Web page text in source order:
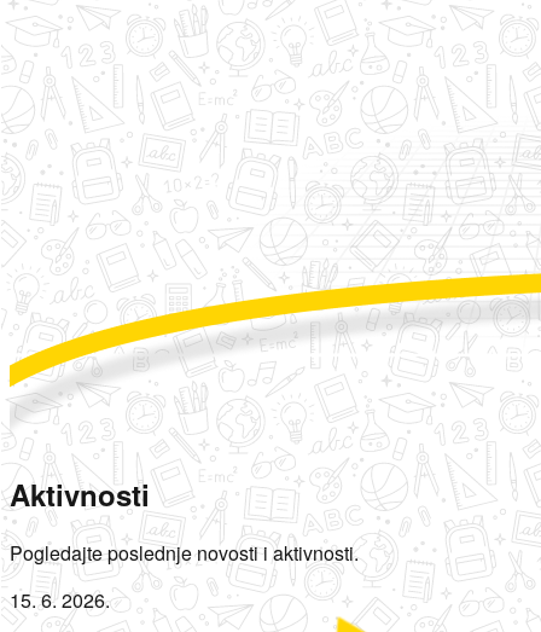
Aktivnosti
Pogledajte poslednje novosti i aktivnosti.
15. 6. 2026.